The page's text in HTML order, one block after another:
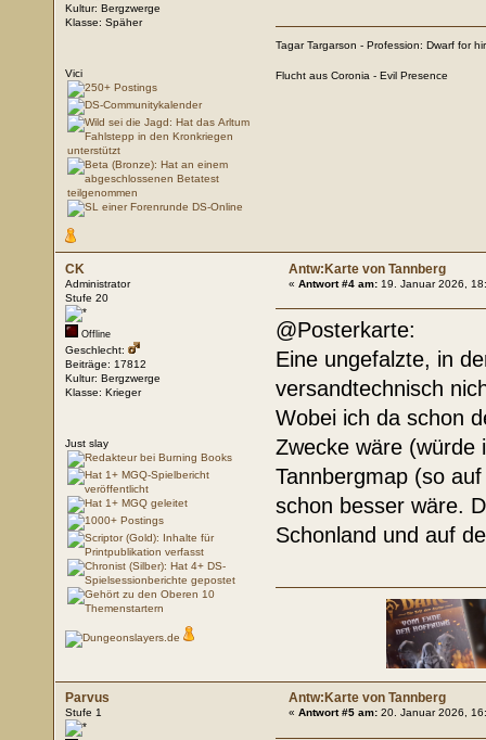
Kultur: Bergzwerge
Klasse: Späher
Vici
Tagar Targarson - Profession: Dwarf for
Flucht aus Coronia - Evil Presence
CK
Administrator
Stufe 20
Offline
Geschlecht:
Beiträge: 17812
Kultur: Bergzwerge
Klasse: Krieger
Just slay
Antw:Karte von Tannberg
«Antwort #4 am: 19. Januar 2026,
@Posterkarte:
Eine ungefalzte, in
versandtechnisch
Wobei ich da schon
Zwecke wäre (würde
Tannbergmap (so
schon besser wäre.
Schonland und auf
Parvus
Stufe 1
Antw:Karte von Tannberg
«Antwort #5 am: 20. Januar 2026,